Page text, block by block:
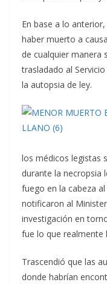
En base a lo
haber muerto a
de cualquier manera
trasladado al
la autopsia de ley.
los médicos legistas
durante la necropsia
fuego en la cabeza
notificaron al
investigación en
fue lo que realmente
Trascendió que las
donde habrían